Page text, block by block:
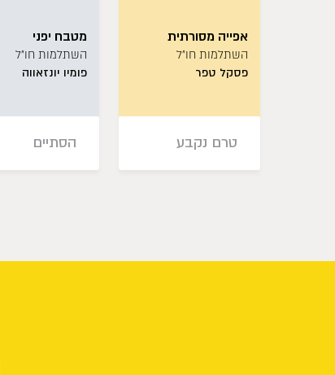
אפייה מסורתית
השתלמות חו״ל
פסקל טפר
טרם נקבע
מטבח יפני
השתלמות חו״ל
פומיו יונזאווה
הסתיים